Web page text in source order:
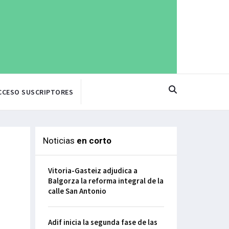
SUSCRIPTORES
Noticias en corto
Vitoria-Gasteiz adjudica a
Balgorza la reforma integral de la
calle San Antonio
Adif inicia la segunda fase de las